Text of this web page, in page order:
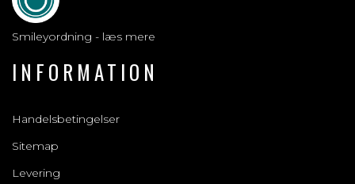
Smileyordning - læs mere
INFORMATION
Handelsbetingelser
Sitemap
Levering